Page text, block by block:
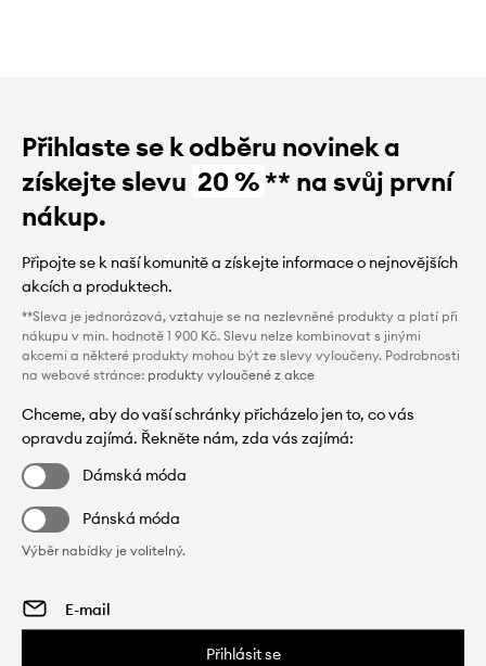
Přihlaste se k odběru novinek a
získejte slevu 20 %** na svůj první
nákup.
Připojte se k naší komunitě a získejte informace o nejnovějších
akcích a produktech.
**Sleva je jednorázová, vztahuje se na nezlevněné produkty a platí při
nákupu v min. hodnotě 1 900 Kč. Slevu nelze kombinovat s jinými
akcemi a některé produkty mohou být ze slevy vyloučeny. Podrobnosti
na webové stránce: produkty vyloučené z akce
Chceme, aby do vaší schránky přicházelo jen to, co vás
opravdu zajímá. Řekněte nám, zda vás zajímá:
Dámská móda
Pánská móda
Výběr nabídky je volitelný.
Přihlásit se